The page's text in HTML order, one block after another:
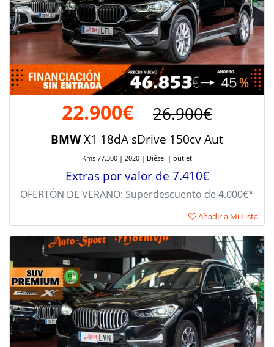
22.900€ 26.900€
BMWX1 18dA sDrive 150cv Aut
Kms 77.300 | 2020 | Diésel | outlet
Extras por valor de 7.410€
OFERTÓN DE VERANO: Superdescuento de 4.000€*
Añadir a Mi Lista